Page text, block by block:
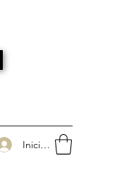
Iniciar sesión